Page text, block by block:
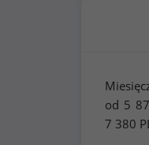
od 5
7 380